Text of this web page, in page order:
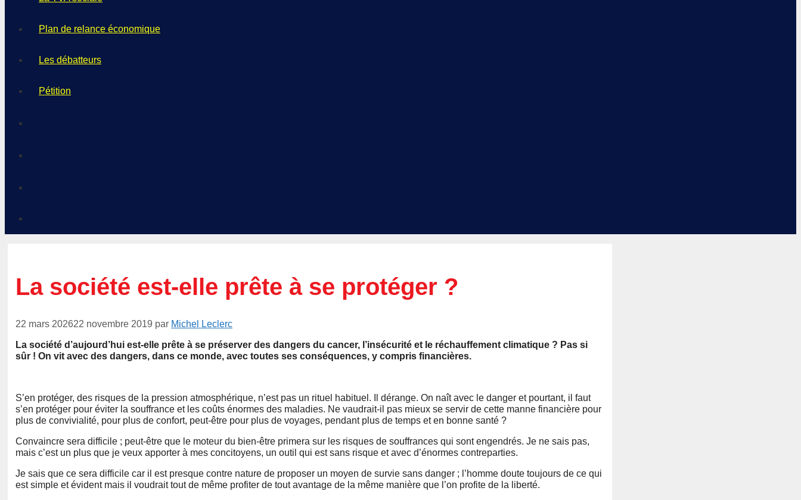
Plan de relance économique
Les débatteurs
Pétition
La société est-elle prête à se protéger ?
22 mars 202622 novembre 2019 par Michel Leclerc
La société d’aujourd’hui est-elle prête à se préserver des dangers du cancer, l’insécurité et le réchauffement climatique ? Pas si
sûr ! On vit avec des dangers, dans ce monde, avec toutes ses conséquences, y compris financières.
S’en protéger, des risques de la pression atmosphérique, n’est pas un rituel habituel. Il dérange. On naît avec le danger et pourtant, il faut
s’en protéger pour éviter la souffrance et les coûts énormes des maladies. Ne vaudrait-il pas mieux se servir de cette manne financière pour
plus de convivialité, pour plus de confort, peut-être pour plus de voyages, pendant plus de temps et en bonne santé ?
Convaincre sera difficile ; peut-être que le moteur du bien-être primera sur les risques de souffrances qui sont engendrés. Je ne sais pas,
mais c’est un plus que je veux apporter à mes concitoyens, un outil qui est sans risque et avec d’énormes contreparties.
Je sais que ce sera difficile car il est presque contre nature de proposer un moyen de survie sans danger ; l’homme doute toujours de ce qui
est simple et évident mais il voudrait tout de même profiter de tout avantage de la même manière que l’on profite de la liberté.